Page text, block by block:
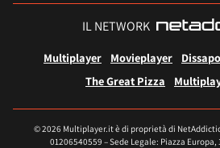
IL NETWORK
Multiplayer Movieplayer
The Great Pizza
© 2026 Multiplayer.it è di proprietà di
01206540559 – Sede Legale: Piazza Europa,